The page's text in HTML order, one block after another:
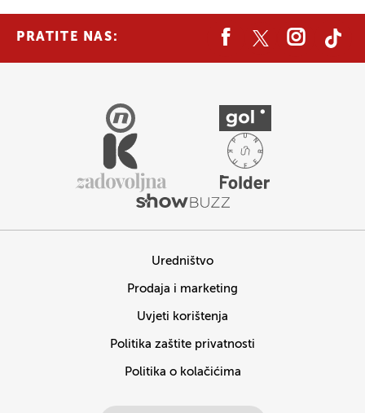
PRATITE NAS:
Uredništvo
Prodaja i marketing
Uvjeti korištenja
Politika zaštite privatnosti
Politika o kolačićima